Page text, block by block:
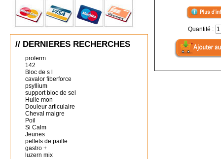
// DERNIERES RECHERCHES
proferm
142
Bloc de s l
cavalor fiberforce
psyllium
support bloc de sel
Huile mon
Douleur articulaire
Cheval maigre
Poil
Si Calm
Jeunes
pellets de paille
gastro +
luzern mix
Quantité :